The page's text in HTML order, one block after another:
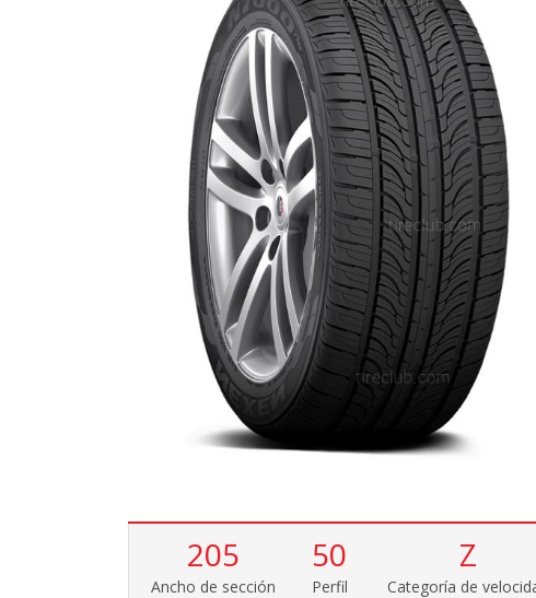
205
Ancho de sección
50
Perfil
Z
Categoría de